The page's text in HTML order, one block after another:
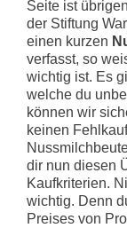
Seite ist
der Stiftung
einen kurzen
verfasst, so
wichtig ist. Es
welche du
können wir
keinen
dir nun diesen
Kaufkriterien.
wichtig. Denn
Preises von